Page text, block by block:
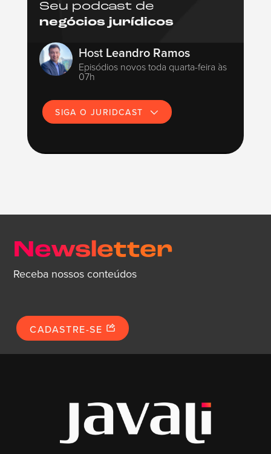
Seu podcast de
negócios jurídicos
Host Leandro Ramos
Episódios novos toda quarta-feira às
07h
SIGA O JURIDCAST
Newsletter
Receba nossos conteúdos
CADASTRE-SE